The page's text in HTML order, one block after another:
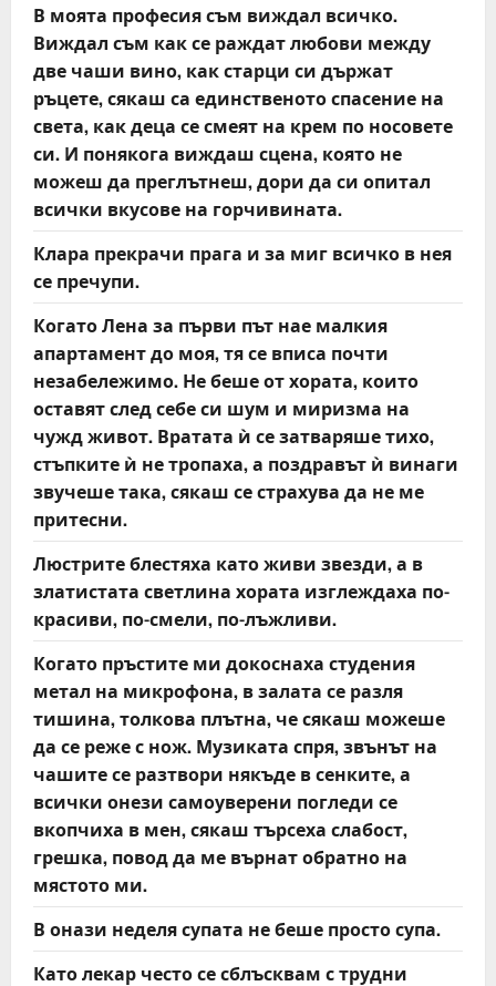
В моята професия съм виждал всичко.
Виждал съм как се раждат любови между
две чаши вино, как старци си държат
ръцете, сякаш са единственото спасение на
света, как деца се смеят на крем по носовете
си. И понякога виждаш сцена, която не
можеш да преглътнеш, дори да си опитал
всички вкусове на горчивината.
Клара прекрачи прага и за миг всичко в нея
се пречупи.
Когато Лена за първи път нае малкия
апартамент до моя, тя се вписа почти
незабележимо. Не беше от хората, които
оставят след себе си шум и миризма на
чужд живот. Вратата ѝ се затваряше тихо,
стъпките ѝ не тропаха, а поздравът ѝ винаги
звучеше така, сякаш се страхува да не ме
притесни.
Люстрите блестяха като живи звезди, а в
златистата светлина хората изглеждаха по-
красиви, по-смели, по-лъжливи.
Когато пръстите ми докоснаха студения
метал на микрофона, в залата се разля
тишина, толкова плътна, че сякаш можеше
да се реже с нож. Музиката спря, звънът на
чашите се разтвори някъде в сенките, а
всички онези самоуверени погледи се
вкопчиха в мен, сякаш търсеха слабост,
грешка, повод да ме върнат обратно на
мястото ми.
В онази неделя супата не беше просто супа.
Като лекар често се сблъсквам с трудни